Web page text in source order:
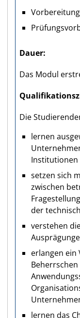
Dauer
Das Modul
Die
lernen
Institutionen
setzen sich
zwischen
der
verstehen
erlangen ein
lernen das